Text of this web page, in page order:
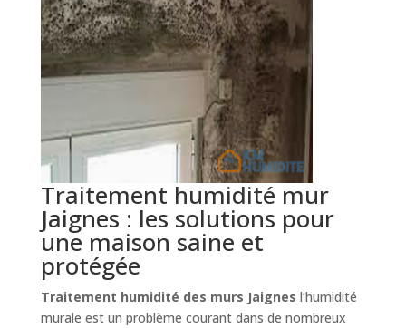
Traitement humidité mur
Jaignes : les solutions pour
une maison saine et
protégée
Traitement humidité des murs Jaignes l’humidité
murale est un problème courant dans de nombreux